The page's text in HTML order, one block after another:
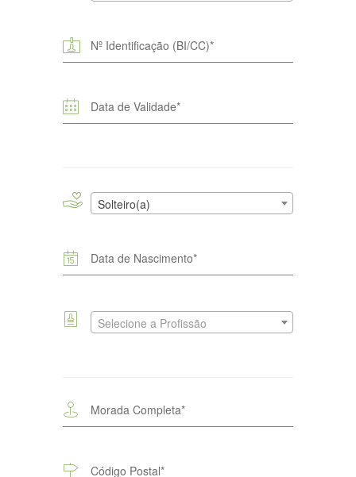
Solteiro(a)
Selecione a Profissão